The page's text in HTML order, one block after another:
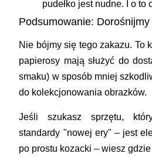
pudełko jest nudne. I o to
Podsumowanie:
Nie bójmy się tego zakazu. To
papierosy mają służyć do
smaku) w sposób mniej
do kolekcjonowania obrazków.
Jeśli szukasz sprzętu,
standardy "nowej ery" – jest
po prostu kozacki – wiesz